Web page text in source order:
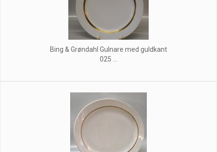
Bing & Grøndahl Gulnare med guldkant
025 ...